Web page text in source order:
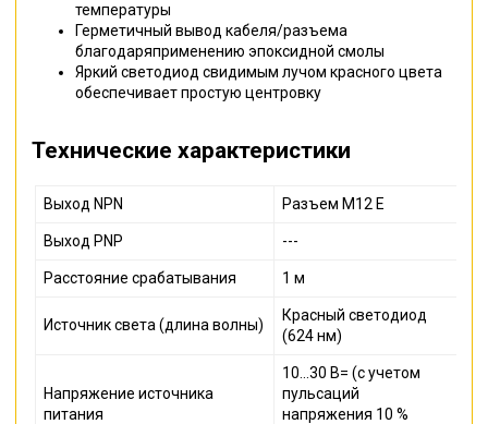
температуры
Герметичный вывод кабеля/разъема
благодаряприменению эпоксидной смолы
Яркий светодиод свидимым лучом красного цвета
обеспечивает простую центровку
Технические характеристики
Выход NPN Разъем M12 E
Выход PNP ---
Расстояние срабатывания 1 м
Источник света (длина волны)
Красный светодиод
(624 нм)
Напряжение источника
питания
10...30 В= (с учетом
пульсаций
напряжения 10 %